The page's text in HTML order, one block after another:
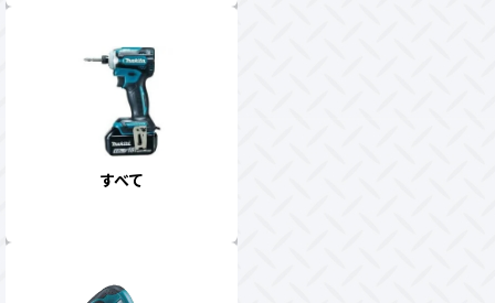
すべて